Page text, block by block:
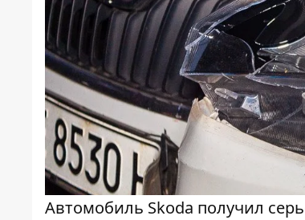
Автомобиль Skoda получил